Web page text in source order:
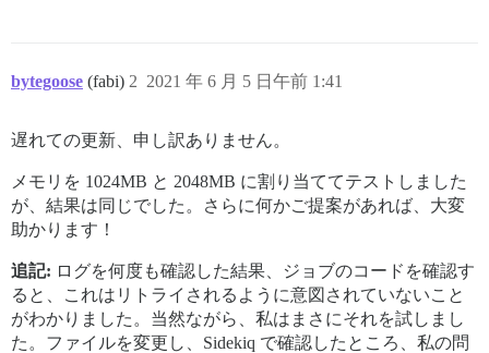
sidekiq-6.2.1/lib/sidekiq/processor.rb:68:in `run'
bytegoose (fabi) 2021 年 6 月 5 日午前 1:41
2
遅れての更新、申し訳ありません。
メモリを 1024MB と 2048MB に割り当ててテストしました
が、結果は同じでした。さらに何かご提案があれば、大変
助かります！
追記: ログを何度も確認した結果、ジョブのコードを確認す
ると、これはリトライされるように意図されていないこと
がわかりました。当然ながら、私はまさにそれを試しまし
た。ファイルを変更し、Sidekiq で確認したところ、私の問